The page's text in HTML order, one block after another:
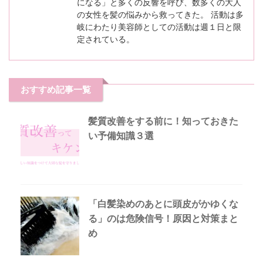
になる」と多くの反響を呼び、数多くの大人
の女性を髪の悩みから救ってきた。 活動は多
岐にわたり美容師としての活動は週１日と限
定されている。
おすすめ記事一覧
髪質改善をする前に！知っておきた
い予備知識３選
「白髪染めのあとに頭皮がかゆくな
る」のは危険信号！原因と対策まと
め